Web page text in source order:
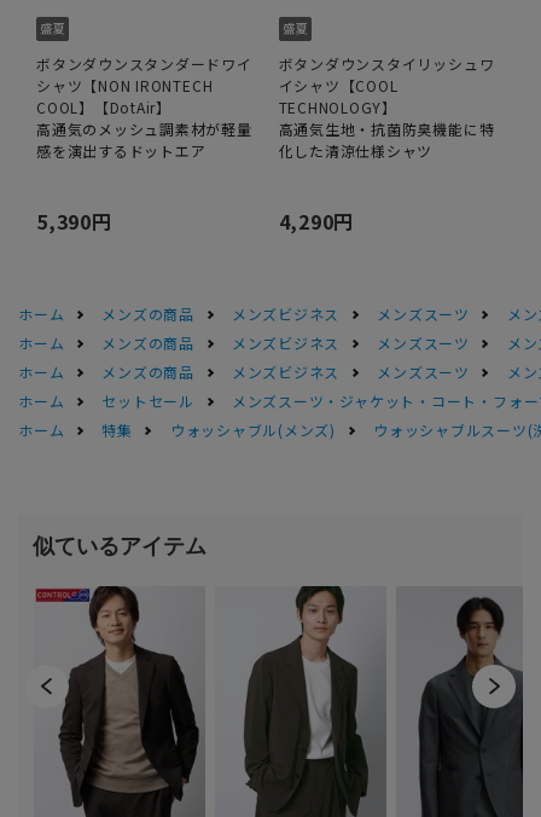
ボタンダウンスタンダードワイ
シャツ【NON IRONTECH
COOL】【DotAir】
高通気のメッシュ調素材が軽量
感を演出するドットエア
5,390円
ボタンダウンスタイリッシュワ
イシャツ【COOL
TECHNOLOGY】
高通気生地・抗菌防臭機能に特
化した清涼仕様シャツ
4,290円
ホーム メンズの商品 メンズビジネス メンズスーツ
メ
ホーム
メンズの商品 メンズビジネス メンズスーツ
メ
ホーム
メンズの商品 メンズビジネス メンズスーツ
メ
ホーム
セットセール
メンズスーツ・ジャケット・コート・フォ
ホーム
特集 ウォッシャブル(メンズ) ウォッシャブルスーツ(